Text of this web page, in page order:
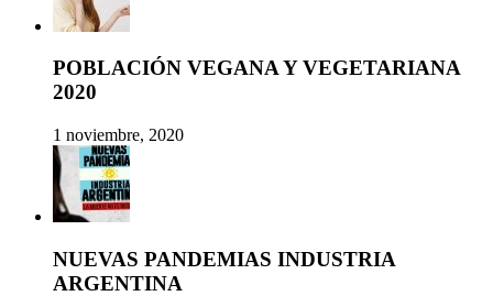
POBLACIÓN VEGANA Y VEGETARIANA
2020
1 noviembre, 2020
NUEVAS PANDEMIAS INDUSTRIA
ARGENTINA